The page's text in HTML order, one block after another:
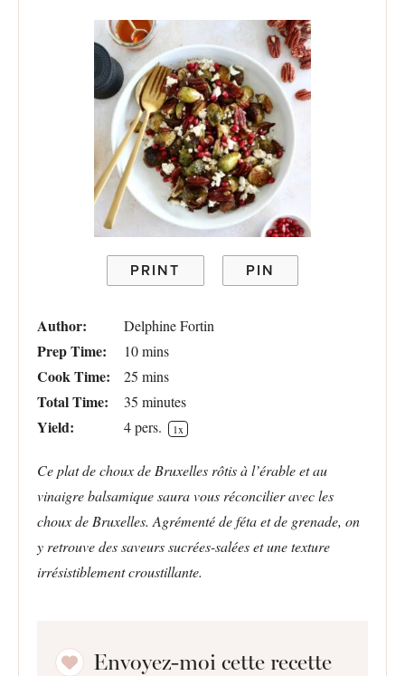
PRINT PIN
Author: Delphine Fortin
Prep Time: 10 mins
Cook Time: 25 mins
Total Time: 35 minutes
Yield: 4pers. 1x
Ce plat de choux de Bruxelles rôtis à l’érable et au
vinaigre balsamique saura vous réconcilier avec les
choux de Bruxelles. Agrémenté de féta et de grenade, on
y retrouve des saveurs sucrées-salées et une texture
irrésistiblement croustillante.
Envoyez-moi cette recette